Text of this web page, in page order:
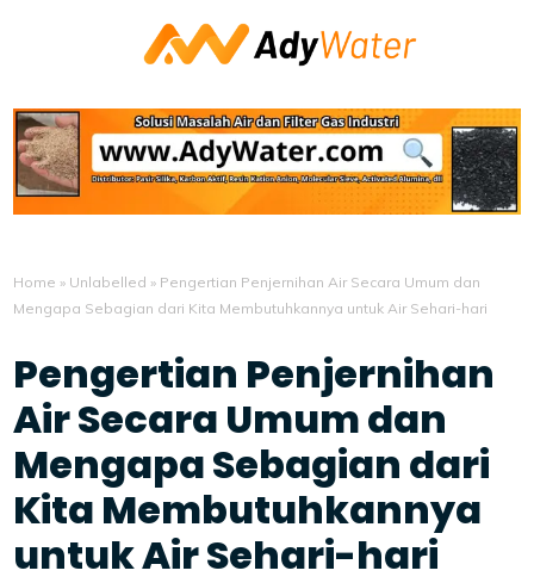
Home » Unlabelled » Pengertian Penjernihan Air Secara Umum dan
Mengapa Sebagian dari Kita Membutuhkannya untuk Air Sehari-hari
Pengertian Penjernihan
Air Secara Umum dan
Mengapa Sebagian dari
Kita Membutuhkannya
untuk Air Sehari-hari